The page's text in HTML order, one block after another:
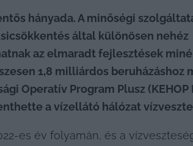
hányada. A minőségi
által különösen nehéz
az elmaradt fejlesztések
1,8 milliárdos beruházáshoz
Operatív Program Plusz (KEHOP
a vízellátó hálózat
es év folyamán, és a